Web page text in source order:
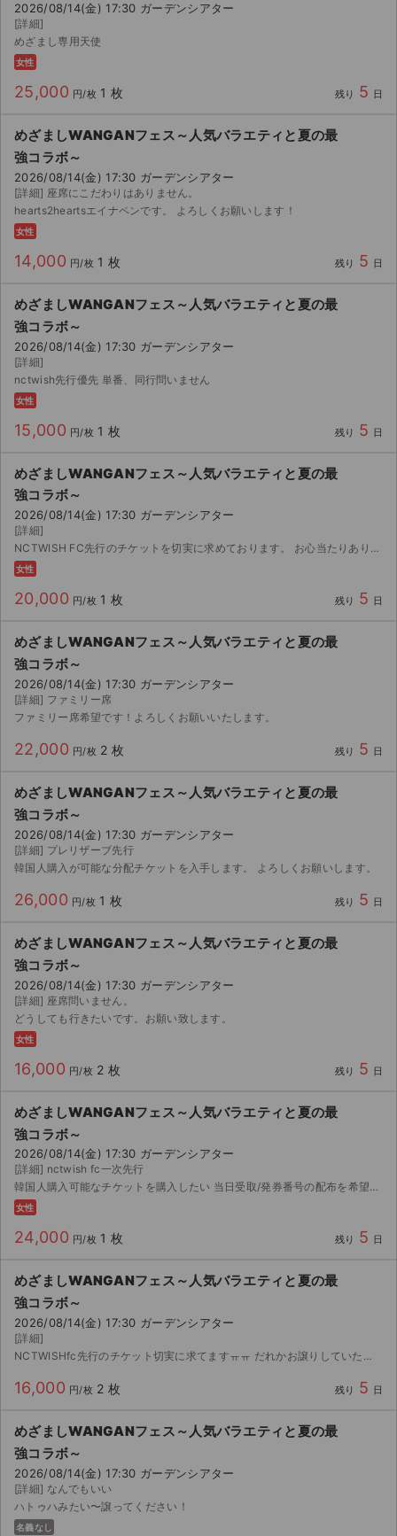
特定商取引法に基づく表記
公演登録依頼
チケットジャムの取り組み
音楽情報
2026/08/14(金) 17:30 ガーデンシアター
[詳細]
めざまし専用天使
女性
25,000 円/枚 1 枚 残り 5 日
めざましWANGANフェス～人気バラエティと夏の最
強コラボ～
2026/08/14(金) 17:30 ガーデンシアター
[詳細] 座席にこだわりはありません。
hearts2heartsエイナペンです。 よろしくお願いします！
女性
14,000 円/枚 1 枚 残り 5 日
めざましWANGANフェス～人気バラエティと夏の最
強コラボ～
2026/08/14(金) 17:30 ガーデンシアター
[詳細]
nctwish先行優先 単番、同行問いません
女性
15,000 円/枚 1 枚 残り 5 日
めざましWANGANフェス～人気バラエティと夏の最
強コラボ～
2026/08/14(金) 17:30 ガーデンシアター
[詳細]
NCTWISH FC先行のチケットを切実に求めております。 お心当たりありましたらお声がけいただけますと幸いです。よろしくお願いいたします。
女性
20,000 円/枚 1 枚 残り 5 日
めざましWANGANフェス～人気バラエティと夏の最
強コラボ～
2026/08/14(金) 17:30 ガーデンシアター
[詳細] ファミリー席
ファミリー席希望です！よろしくお願いいたします。
22,000 円/枚 2 枚 残り 5 日
めざましWANGANフェス～人気バラエティと夏の最
強コラボ～
2026/08/14(金) 17:30 ガーデンシアター
[詳細] プレリザーブ先行
韓国人購入が可能な分配チケットを入手します。 よろしくお願いします。
26,000 円/枚 1 枚 残り 5 日
めざましWANGANフェス～人気バラエティと夏の最
強コラボ～
2026/08/14(金) 17:30 ガーデンシアター
[詳細] 座席問いません。
どうしても行きたいです。お願い致します。
女性
16,000 円/枚 2 枚 残り 5 日
めざましWANGANフェス～人気バラエティと夏の最
強コラボ～
2026/08/14(金) 17:30 ガーデンシアター
[詳細] nctwish fc一次先行
韓国人購入可能なチケットを購入したい 当日受取/発券番号の配布を希望しますが、郵送取引も可能です:)
女性
24,000 円/枚 1 枚 残り 5 日
めざましWANGANフェス～人気バラエティと夏の最
強コラボ～
2026/08/14(金) 17:30 ガーデンシアター
[詳細]
NCTWISHfc先行のチケット切実に求てますㅠㅠ だれかお譲りしていただけませんか。お声がけください。
16,000 円/枚 2 枚 残り 5 日
めざましWANGANフェス～人気バラエティと夏の最
強コラボ～
2026/08/14(金) 17:30 ガーデンシアター
[詳細] なんでもいい
ハトゥハみたい〜譲ってください！
名義なし